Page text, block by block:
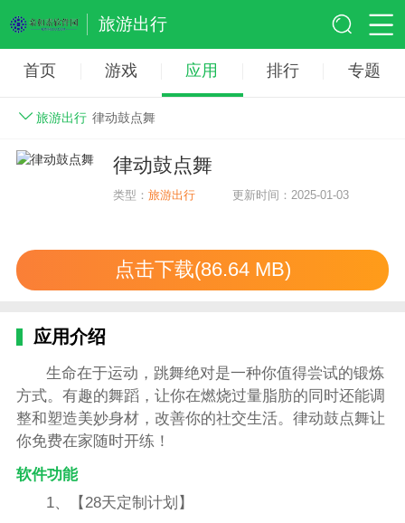
旅游出行
首页 游戏 应用 排行 专题
旅游出行 律动鼓点舞
律动鼓点舞
类型：旅游出行 更新时间：2025-01-03
点击下载(86.64 MB)
应用介绍
生命在于运动，跳舞绝对是一种你值得尝试的锻炼
方式。有趣的舞蹈，让你在燃烧过量脂肪的同时还能调
整和塑造美妙身材，改善你的社交生活。律动鼓点舞让
你免费在家随时开练！
软件功能
1、【28天定制计划】